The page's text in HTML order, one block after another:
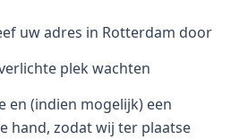
uw adres in Rotterdam door
plek wachten
en (indien mogelijk) een
hand, zodat wij ter plaatse